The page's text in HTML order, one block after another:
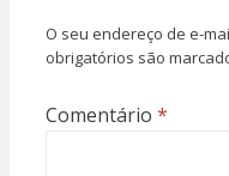
O seu endereço de e-
obrigatórios são
Comentário *